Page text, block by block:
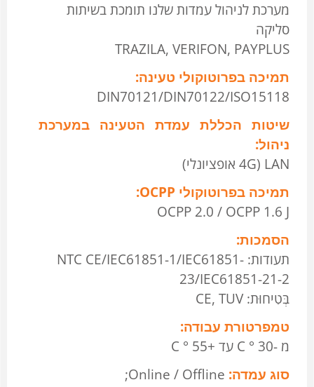
מערכת לניהול עמדות שלנו תומכת בשיתות
סליקה
TRAZILA, VERIFON, PAYPLUS
תמיכה בפרוטוקולי טעינה:
DIN70121/DIN70122/ISO15118
שיטות הכללת עמדת הטעינה במערכת
ניהול:
4G) LAN אופציונלי)
תמיכה בפרוטוקולי OCPP:
OCPP 2.0 / OCPP 1.6 J
הסמכות:
תעודות: NTC CE/IEC61851-1/IEC61851-
23/IEC61851-21-2
בְּטִיחוּת: CE, TUV
טמפרטורת עבודה:
מ -30 ° C עד +55 ° C
סוג עמדה: Online / Offline;